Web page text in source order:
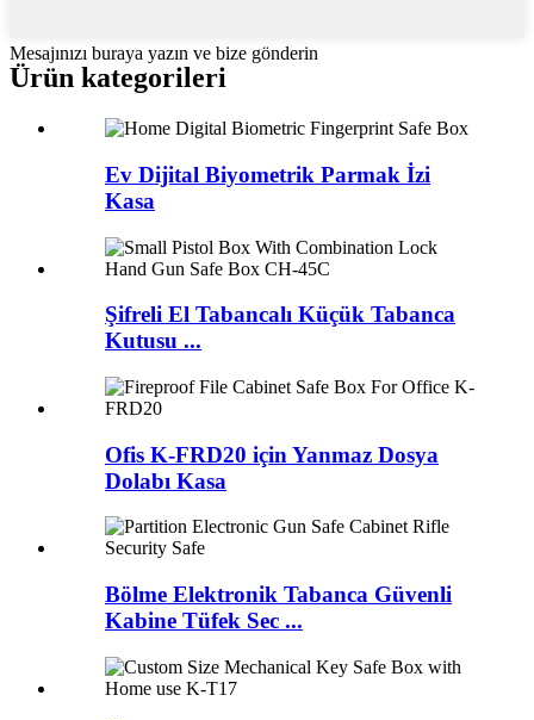
Mesajınızı buraya yazın ve bize gönderin
Ürün kategorileri
Ev Dijital Biyometrik Parmak İzi
Kasa
Şifreli El Tabancalı Küçük Tabanca
Kutusu ...
Ofis K-FRD20 için Yanmaz Dosya
Dolabı Kasa
Bölme Elektronik Tabanca Güvenli
Kabine Tüfek Sec ...